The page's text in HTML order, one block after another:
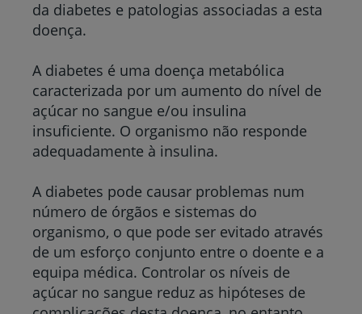
da diabetes e patologias associadas a esta
doença.
A diabetes é uma doença metabólica
caracterizada por um aumento do nível de
açúcar no sangue e/ou insulina
insuficiente. O organismo não responde
adequadamente à insulina.
A diabetes pode causar problemas num
número de órgãos e sistemas do
organismo, o que pode ser evitado através
de um esforço conjunto entre o doente e a
equipa médica. Controlar os níveis de
açúcar no sangue reduz as hipóteses de